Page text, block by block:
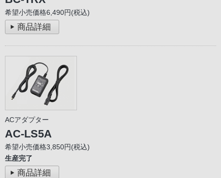
希望小売価格6,490円(税込)
商品詳細
ACアダプター
AC-LS5A
希望小売価格3,850円(税込)
生産完了
商品詳細